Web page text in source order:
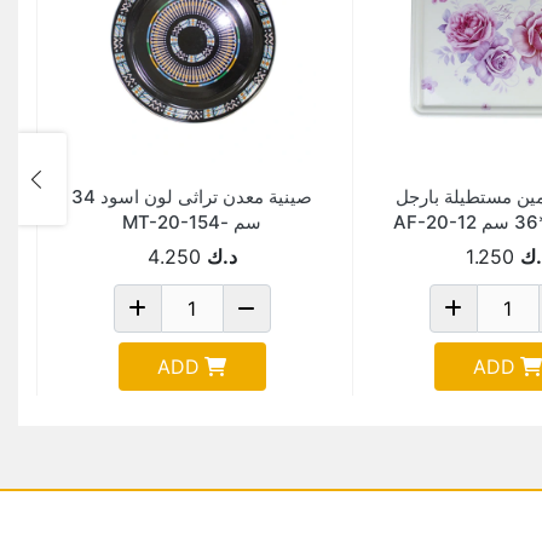
مستطيلة بارجل
1.250
ADD
صينية معدن تراثى لون اسود 34
سم -MT-20-154
د.ك 4.250
ADD